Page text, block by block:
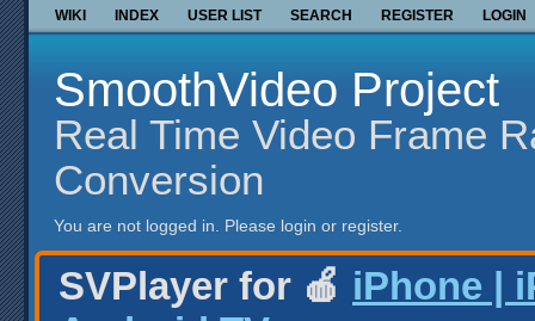
WIKI INDEX USER LIST SEARCH REGISTER LOGIN
SmoothVideo Project
Real Time Video Frame
Conversion
You are not logged in. Please login or register.
SVPlayer for 🍎 iPhone |